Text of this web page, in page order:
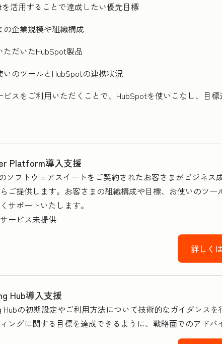
を活用することで達成したい優先目標
の企業規模や組織構成
ただいたHubSpot製品
いのツールとHubSpotの連携状況
ビスをご利用いただくことで、HubSpotを使いこなし、目
Platform導入支援
ソフトウェアスイートをご契約されたお客さまがビジネ
ご提供します。お客さまの組織構成や目標、お使いのツ
サポートいたします。
ービス未提供
詳しく
Hub導入支援
Hubの初期設定やご利用方法について技術的なガイダンス
ングに関する目標を達成できるように、戦略面でのアドバ